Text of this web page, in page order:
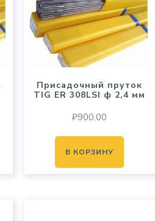
Присадочный пруток
TIG ER 308LSI ф 2,4 мм
₽900.00
В КОРЗИНУ